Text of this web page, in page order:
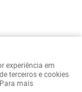
experiência em
terceiros e cookies
mais